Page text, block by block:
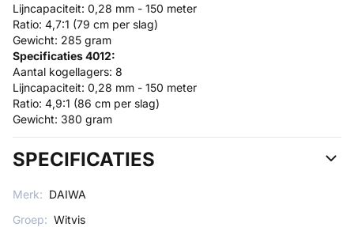
Lijncapaciteit: 0,28 mm - 150 meter
Ratio: 4,7:1 (79 cm per slag)
Gewicht: 285 gram
Specificaties 4012:
Aantal kogellagers: 8
Lijncapaciteit: 0,28 mm - 150 meter
Ratio: 4,9:1 (86 cm per slag)
Gewicht: 380 gram
SPECIFICATIES
Merk: DAIWA
Groep: Witvis